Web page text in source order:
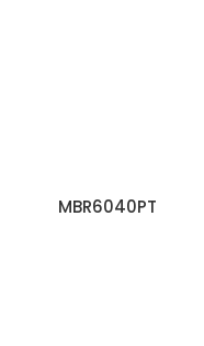
MBR6040PT